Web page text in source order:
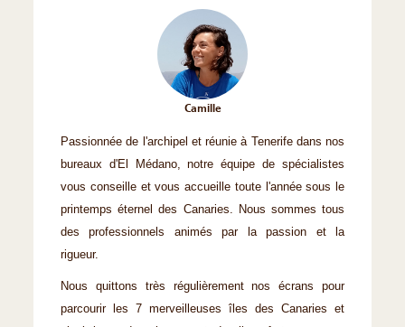
Camille
Passionnée de l'archipel et réunie à Tenerife dans nos
bureaux d'El Médano, notre équipe de spécialistes
vous conseille et vous accueille toute l'année sous le
printemps éternel des Canaries. Nous sommes tous
des professionnels animés par la passion et la
rigueur.
Nous quittons très régulièrement nos écrans pour
parcourir les 7 merveilleuses îles des Canaries et